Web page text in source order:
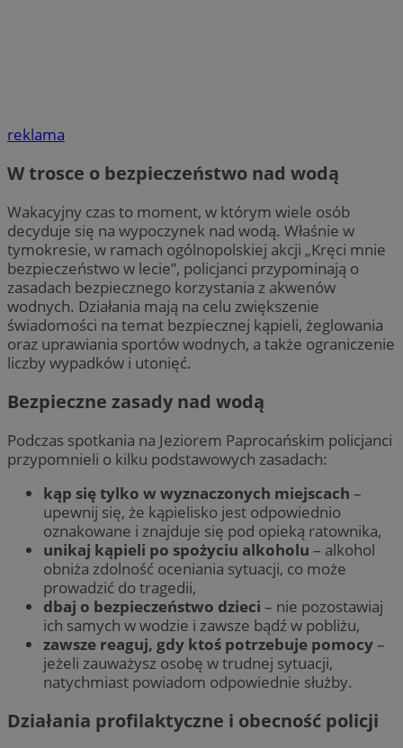
reklama
W trosce o bezpieczeństwo nad wodą
Wakacyjny czas to moment, w którym wiele osób
decyduje się na wypoczynek nad wodą. Właśnie w
tymokresie, w ramach ogólnopolskiej akcji „Kręci mnie
bezpieczeństwo w lecie”, policjanci przypominają o
zasadach bezpiecznego korzystania z akwenów
wodnych. Działania mają na celu zwiększenie
świadomości na temat bezpiecznej kąpieli, żeglowania
oraz uprawiania sportów wodnych, a także ograniczenie
liczby wypadków i utonięć.
Bezpieczne zasady nad wodą
Podczas spotkania na Jeziorem Paprocańskim policjanci
przypomnieli o kilku podstawowych zasadach:
kąp się tylko w wyznaczonych miejscach –
upewnij się, że kąpielisko jest odpowiednio
oznakowane i znajduje się pod opieką ratownika,
unikaj kąpieli po spożyciu alkoholu – alkohol
obniża zdolność oceniania sytuacji, co może
prowadzić do tragedii,
dbaj o bezpieczeństwo dzieci – nie pozostawiaj
ich samych w wodzie i zawsze bądź w pobliżu,
zawsze reaguj, gdy ktoś potrzebuje pomocy–
jeżeli zauważysz osobę w trudnej sytuacji,
natychmiast powiadom odpowiednie służby.
Działania profilaktyczne i obecność policji